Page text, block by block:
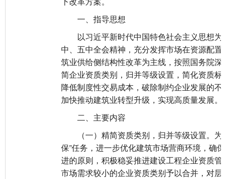
一、指导思想
以习近平新时代中国特色社会主义思想为
中、五中全会精神，充分发挥市场在资源配
筑业供给侧结构性改革为主线，按照国务院
简企业资质类别，归并等级设置，简化资质
降低制度性交易成本，破除制约企业发展的
加快推动建筑业转型升级，实现高质量发展。
二、主要内容
（一）精简资质类别，归并等级设置。为
保”任务，进一步优化建筑市场营商环境，确
进的原则，积极稳妥推进建设工程企业资质
市场需求较小的企业资质类别予以合并，对